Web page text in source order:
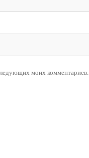
моих комментариев.